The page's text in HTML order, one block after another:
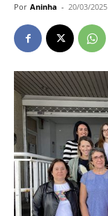
Por Aninha - 20/03/2025